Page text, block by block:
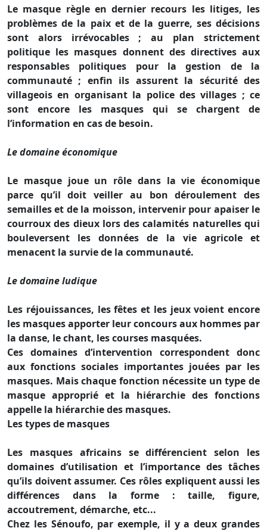
Le masque règle en dernier recours les litiges, les
problèmes de la paix et de la guerre, ses décisions
sont alors irrévocables ; au plan strictement
politique les masques donnent des directives aux
responsables politiques pour la gestion de la
communauté ; enfin ils assurent la sécurité des
villageois en organisant la police des villages ; ce
sont encore les masques qui se chargent de
l’information en cas de besoin.
Le domaine économique
Le masque joue un rôle dans la vie économique
parce qu’il doit veiller au bon déroulement des
semailles et de la moisson, intervenir pour apaiser le
courroux des dieux lors des calamités naturelles qui
bouleversent les données de la vie agricole et
menacent la survie de la communauté.
Le domaine ludique
Les réjouissances, les fêtes et les jeux voient encore
les masques apporter leur concours aux hommes par
la danse, le chant, les courses masquées.
Ces domaines d’intervention correspondent donc
aux fonctions sociales importantes jouées par les
masques. Mais chaque fonction nécessite un type de
masque approprié et la hiérarchie des fonctions
appelle la hiérarchie des masques.
Les types de masques
Les masques africains se différencient selon les
domaines d’utilisation et l’importance des tâches
qu’ils doivent assumer. Ces rôles expliquent aussi les
différences dans la forme : taille, figure,
accoutrement, démarche, etc...
Chez les Sénoufo, par exemple, il y a deux grandes